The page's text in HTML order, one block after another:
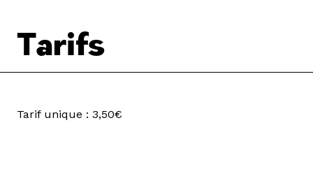
Tarifs
Tarif unique : 3,50€